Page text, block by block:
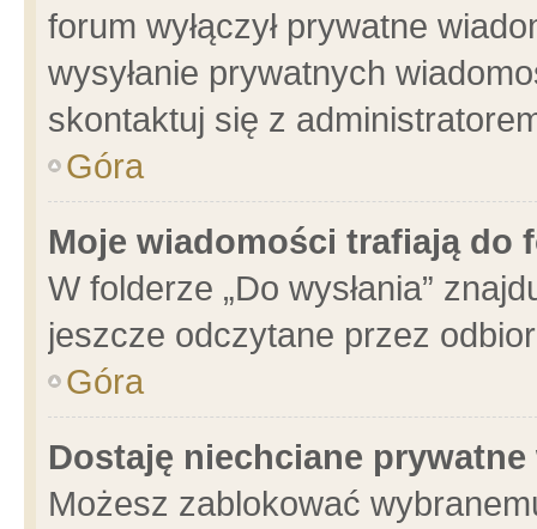
forum wyłączył prywatne
wysyłanie prywatnych
skontaktuj się z
Góra
Moje wiadomości trafiają do
W folderze „Do wysłania”
jeszcze odczytane przez
Góra
Dostaję niechciane
Możesz zablokować